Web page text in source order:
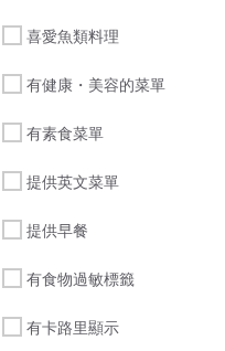
喜愛魚類料理
有健康・美容的菜單
有素食菜單
提供英文菜單
提供早餐
有食物過敏標籤
有卡路里顯示